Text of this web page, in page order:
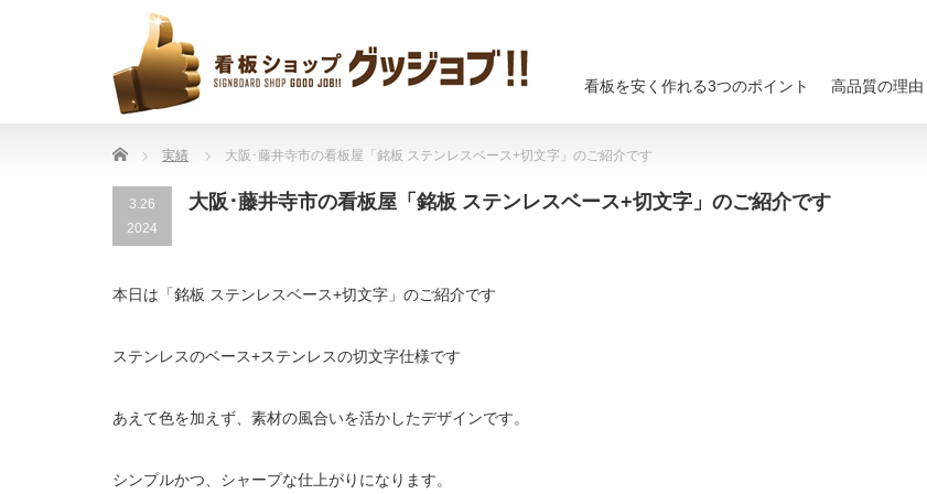
看板を安く作れる3つのポイント 高品質の理由
Home 実績 大阪･藤井寺市の看板屋「銘板 ステンレスベース+切文字」のご紹介です
3.26
2024
大阪･藤井寺市の看板屋「銘板 ステンレスベース+切文字」のご紹介です
本日は「銘板 ステンレスベース+切文字」のご紹介です
ステンレスのベース+ステンレスの切文字仕様です
あえて色を加えず、素材の風合いを活かしたデザインです。
シンプルかつ、シャープな仕上がりになります。